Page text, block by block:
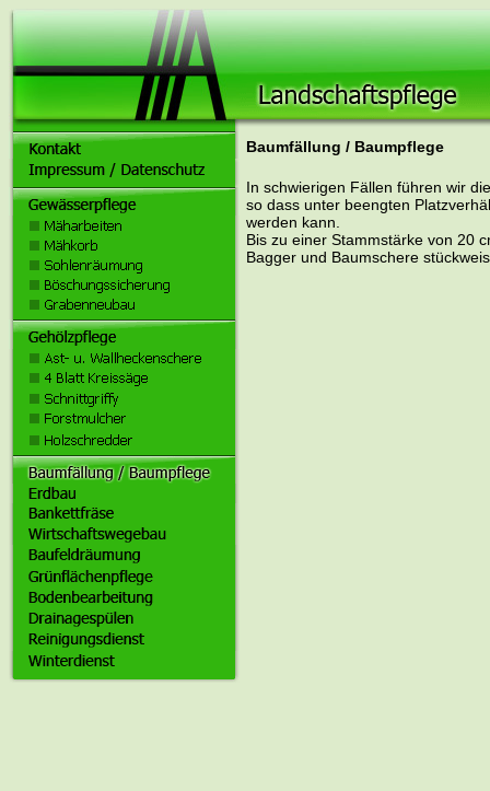
Baumfällung / Baumpflege
In schwierigen Fällen führen wir
so dass unter beengten
werden kann.
Bis zu einer Stammstärke von 20
Bagger und Baumschere